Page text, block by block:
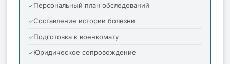
Персональный план обследований
Составление истории болезни
Подготовка к военкомату
Юридическое сопровождение